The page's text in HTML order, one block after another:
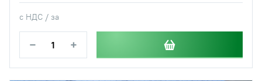
с НДС / за
− +